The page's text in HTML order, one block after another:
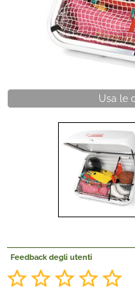
La
Veicoli
Usa le
Feedback degli utenti